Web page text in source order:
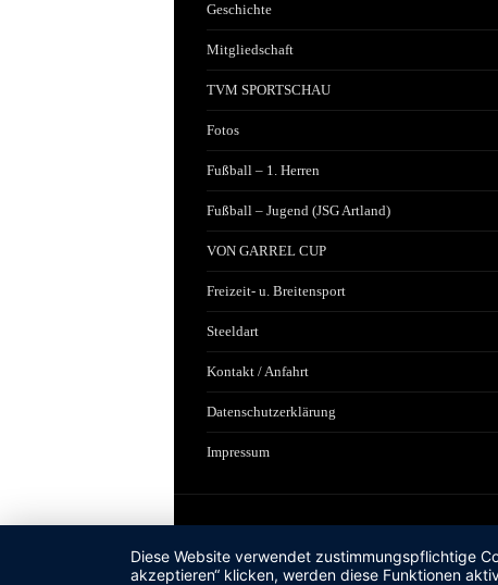
Geschichte
Mitgliedschaft
TVM SPORTSCHAU
Fotos
Fußball – 1. Herren
Fußball – Jugend (JSG Artland)
VON GARREL CUP
Freizeit- u. Breitensport
Steeldart
Kontakt / Anfahrt
Datenschutzerklärung
Impressum
Diese Website verwendet zustimmungspflichtige
akzeptieren“ klicken, werden diese Funktionen